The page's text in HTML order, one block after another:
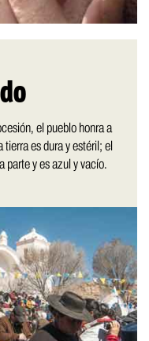
el pueblo honra a
es dura y estéril; el
parte y es azul y vacío.